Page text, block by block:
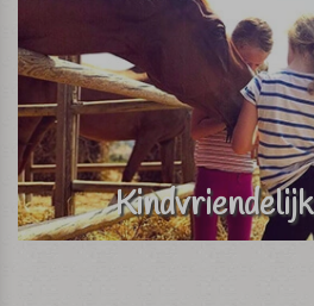
Kindvriendelijk